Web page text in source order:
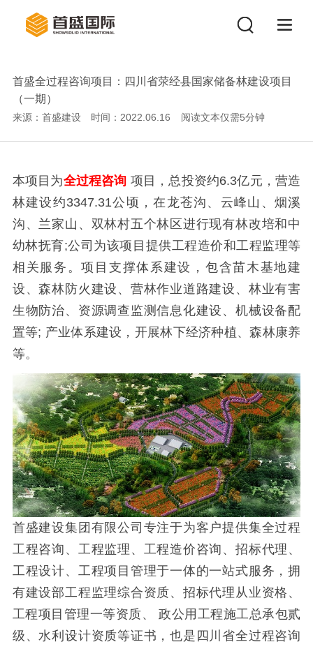
首盛全过程咨询项目：四川省荥经县国家储备林建设项目
（一期）
来源：首盛建设 时间：2022.06.16 阅读文本仅需5分钟
本项目为全过程咨询 项目，总投资约6.3亿元，营造
林建设约3347.31公顷，在龙苍沟、云峰山、烟溪
沟、兰家山、双林村五个林区进行现有林改培和中
幼林抚育;公司为该项目提供工程造价和工程监理等
相关服务。项目支撑体系建设，包含苗木基地建
设、森林防火建设、营林作业道路建设、林业有害
生物防治、资源调查监测信息化建设、机械设备配
置等; 产业体系建设，开展林下经济种植、森林康养
等。
首盛建设集团有限公司专注于为客户提供集全过程
工程咨询、工程监理、工程造价咨询、招标代理、
工程设计、工程项目管理于一体的一站式服务，拥
有建设部工程监理综合资质、招标代理从业资格、
工程项目管理一等资质、
政公用工程施工总承包贰
级、水利设计资质等证书，也是四川省全过程咨询